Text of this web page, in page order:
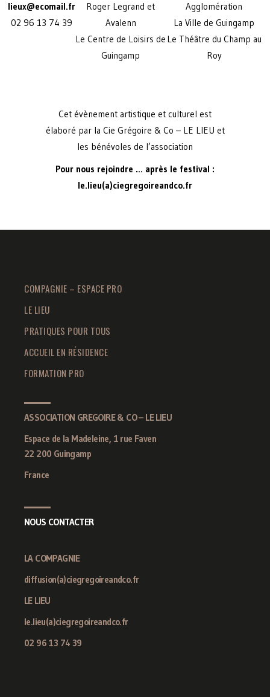
lieux@ecomail.fr
02 96 13 74 39
Roger Legrand et
Avalenn
Le Centre de Loisirs de
Guingamp
Agglomération
La Ville de Guingamp
Le Théâtre du Champ au
Roy
Cet évènement artistique et culturel est
élaboré par la Cie Grégoire & Co – LE LIEU et
les bénévoles de l’association
Pour nous rejoindre … après le festival :
le.lieu(a)ciegregoireandco.fr
COMPAGNIE – ESPACE PRO
LE LIEU
PRATIQUES POUR TOUS
ACCUEIL EN RÉSIDENCE
FORMATION PRO
ASSOCIATION GREGOIRE & CO – LE LIEU
Espace de la Madeleine, 1 rue Faven
22 200 Guingamp
France
NOUS CONTACTER
LA COMPAGNIE
diffusion(a)ciegregoireandco.fr
LE LIEU
le.lieu(a)ciegregoireandco.fr
02 96 13 74 39